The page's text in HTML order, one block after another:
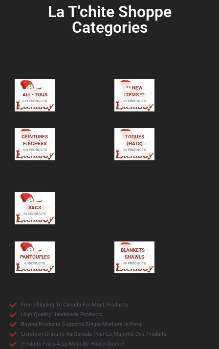
La T'chite Shoppe
Categories​
ALL - TOUS
611 PRODUCTS
** NEW
ITEMS **
69 PRODUCTS
CEINTURES
FLÉCHÉES
106 PRODUCTS
TOQUES
(HATS)
22 PRODUCTS
SACS
62 PRODUCTS
PANTOUFLES
6 PRODUCTS
BLANKETS –
SHAWLS
50 PRODUCTS
Free Shipping To Canada For Most Products
High Quality Handmade Products
Buying Products Supports Single Mothers in Peru
Livraison Gratuite Au Canada Pour La Majorité Des Produits
Produits Faits À La Main De Haute Qualité